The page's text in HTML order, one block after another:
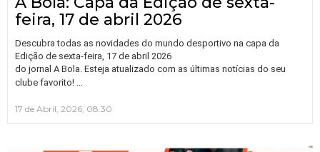
feira, 17 de abril 2026
Descubra todas as novidades do mundo desportivo na capa da
Edição de sexta-feira, 17 de abril 2026
do jornal A Bola. Esteja atualizado com as últimas notícias do seu
clube favorito!
17 de Abril, 2026, 08:30